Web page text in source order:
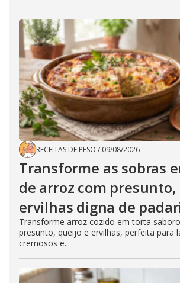
RECEITAS DE PESO / 09/08/2026
Transforme as sobras
de arroz com
ervilhas digna de
Transforme arroz cozido em torta
presunto, queijo e ervilhas, perfeita para
cremosos e...